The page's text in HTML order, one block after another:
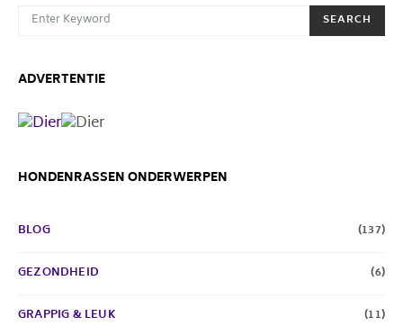
SEARCH FOR:
SEARCH
ADVERTENTIE
HONDENRASSEN ONDERWERPEN
BLOG (137)
GEZONDHEID (6)
GRAPPIG & LEUK (11)